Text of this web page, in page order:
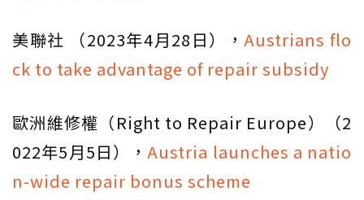
美聯社 （2023年4月28日），Austrians flo
ck to take advantage of repair subsidy
歐洲維修權（Right to Repair Europe）（2
022年5月5日），Austria launches a natio
n-wide repair bonus scheme